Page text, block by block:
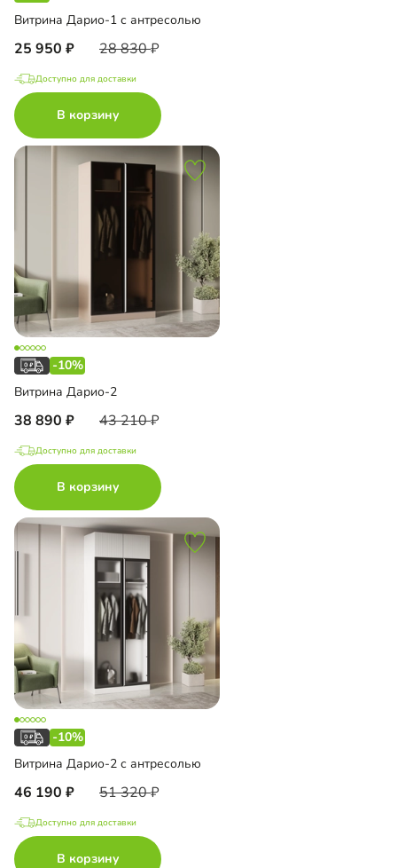
Витрина Дарио-1 с антресолью
25 950 28 830
Доступно для доставки
В корзину
-10%
Витрина Дарио-2
38 890 43 210
Доступно для доставки
В корзину
-10%
Витрина Дарио-2 с антресолью
46 190 51 320
Доступно для доставки
В корзину